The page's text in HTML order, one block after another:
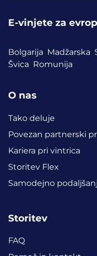
E-vinjete za
Bolgarija Madžarska
Švica Romunija
O nas
Tako deluje
Povezan partnerski
Kariera pri vintrica
Storitev Flex
Samodejno
Storitev
FAQ